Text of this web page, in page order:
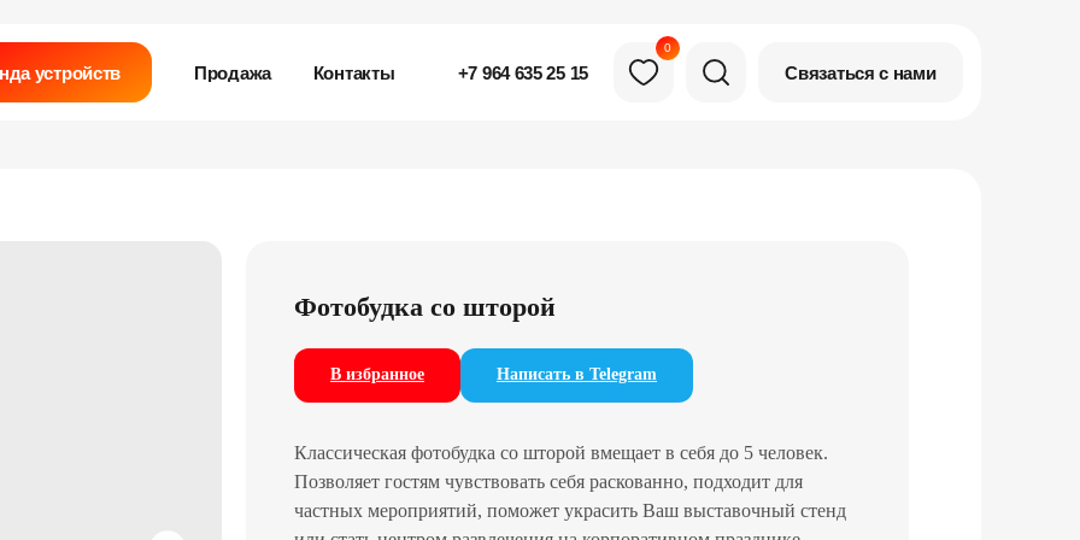
Контакты
Продажа Связаться с нами
устройств
0
+7 964 635 25 15
Фотобудка со шторой
В избранное Написать в Telegram
Классическая фотобудка со шторой вмещает в себя до 5 человек.
Позволяет гостям чувствовать себя раскованно, подходит для
частных мероприятий, поможет украсить Ваш выставочный стенд